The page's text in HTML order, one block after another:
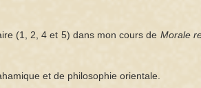
(1, 2, 4 et 5) dans mon cours de Morale
et de philosophie orientale.